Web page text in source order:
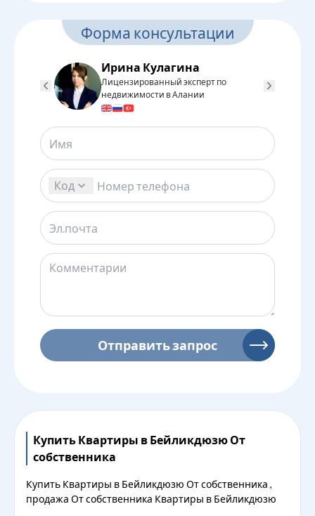
Форма консультации
Ирина Кулагина
Лицензированный эксперт по
недвижимости в Алании
Код
Отправить запрос
Купить Квартиры в Бейликдюзю От
собственника
Купить Квартиры в Бейликдюзю От собственника ,
продажа От собственника Квартиры в Бейликдюзю